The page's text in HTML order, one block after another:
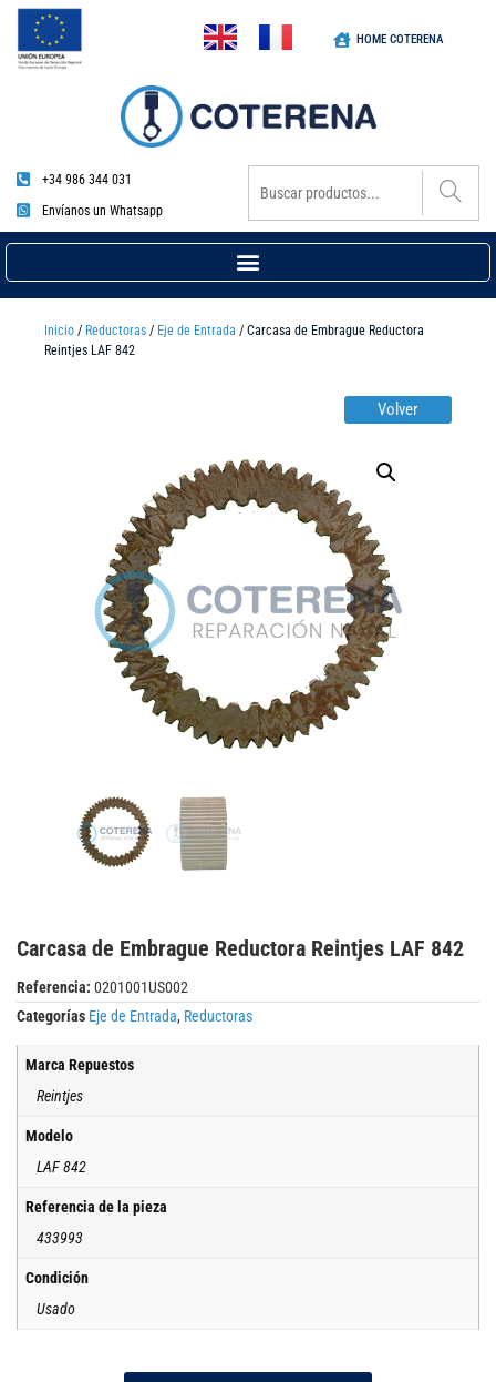
HOME COTERENA
+34 986 344 031
Envíanos un Whatsapp
Inicio / Reductoras / Eje de Entrada / Carcasa de Embrague Reductora
Reintjes LAF 842
Volver
Carcasa de Embrague Reductora Reintjes LAF 842
Referencia: 0201001US002
Categorías Eje de Entrada, Reductoras
Marca Repuestos
Reintjes
Modelo
LAF 842
Referencia de la pieza
433993
Condición
Usado